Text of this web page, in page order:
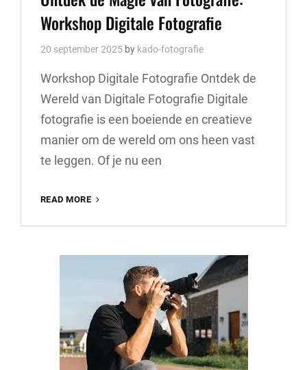
Workshop Digitale Fotografie
20 september 2025 by kado-fotografie
Workshop Digitale Fotografie Ontdek de
Wereld van Digitale Fotografie Digitale
fotografie is een boeiende en creatieve
manier om de wereld om ons heen vast
te leggen. Of je nu een
READ MORE
MAGIE
FOTOGRAFIE:
WORKSHOP
DIGITALE
FOTOGRAFIE